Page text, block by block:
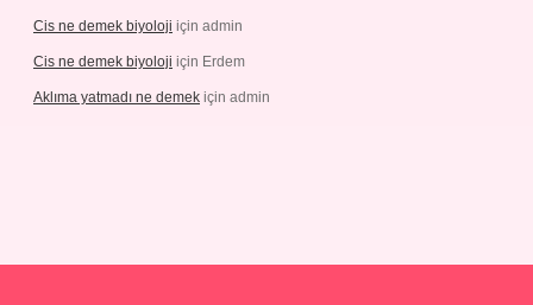
Cis ne demek biyoloji için admin
Cis ne demek biyoloji için Erdem
Aklıma yatmadı ne demek için admin